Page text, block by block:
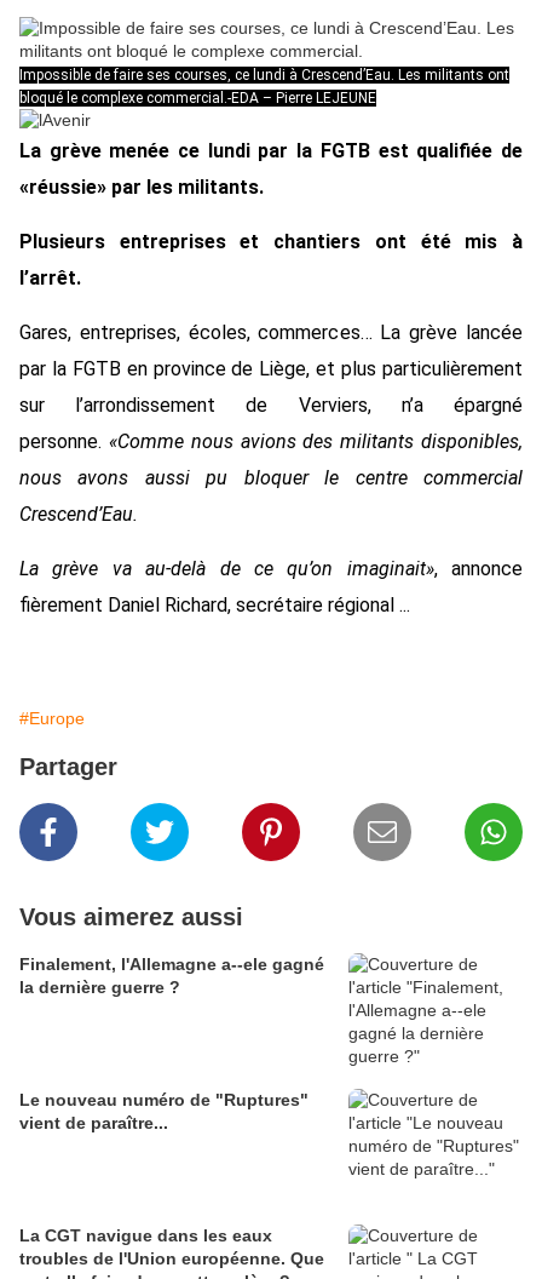
Impossible de faire ses courses, ce lundi à Crescend’Eau. Les militants ont
bloqué le complexe commercial.-EDA – Pierre LEJEUNE
La grève menée ce lundi par la FGTB est qualifiée de
«réussie» par les militants.
Plusieurs entreprises et chantiers ont été mis à
l’arrêt.
Gares, entreprises, écoles, commerces… La grève lancée
par la FGTB en province de Liège, et plus particulièrement
sur l’arrondissement de Verviers, n’a épargné
personne. «Comme nous avions des militants disponibles,
nous avons aussi pu bloquer le centre commercial
Crescend’Eau.
La grève va au-delà de ce qu’on imaginait», annonce
fièrement Daniel Richard, secrétaire régional ...
#Europe
Partager
Vous aimerez aussi
Finalement, l'Allemagne a--ele gagné
la dernière guerre ?
Le nouveau numéro de "Ruptures"
vient de paraître...
La CGT navigue dans les eaux
troubles de l'Union européenne. Que